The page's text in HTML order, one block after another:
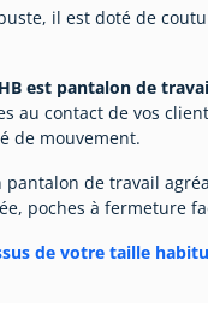
il est doté de
est pantalon de
au contact de vos
de mouvement.
pantalon de travail
poches à fermeture
de votre taille